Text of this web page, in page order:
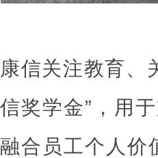
康信关注教育、
信奖学金”，用
融合员工个人价